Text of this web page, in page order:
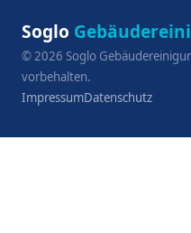
Soglo
©2026 Soglo
vorbehalten.
ImpressumDatenschutz